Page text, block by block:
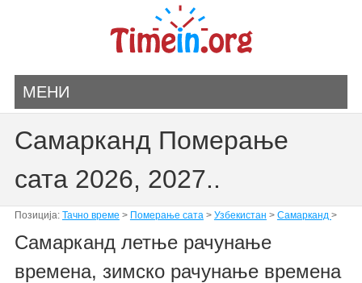
МЕНИ
Самарканд Померање
сата 2026, 2027..
Позиција: Тачно време > Померање сата> Узбекистан > Самарканд >
Самарканд летње рачунање
времена, зимско рачунање времена